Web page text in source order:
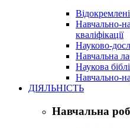
Навчально-
кваліфікації
Науково-
Навчальна
Наукова
Навчально-
ДІЯЛЬНІСТЬ
Навчальна